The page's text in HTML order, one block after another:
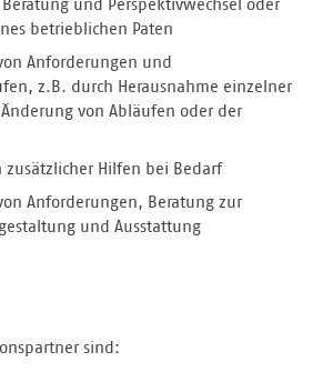
betrieblichen Paten
Anforderungen und
z.B. durch Herausnahme einzelner
von Abläufen oder der
zusätzlicher Hilfen bei Bedarf
Anforderungen, Beratung zur
und Ausstattung
sind: